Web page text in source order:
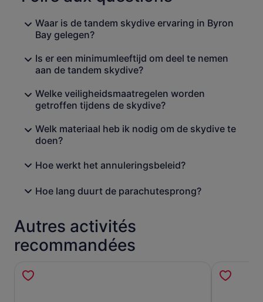
Waar is de tandem skydive ervaring in Byron
Bay gelegen?
Is er een minimumleeftijd om deel te nemen
aan de tandem skydive?
Welke veiligheidsmaatregelen worden
getroffen tijdens de skydive?
Welk materiaal heb ik nodig om de skydive te
doen?
Hoe werkt het annuleringsbeleid?
Hoe lang duurt de parachutesprong?
Autres activités
recommandées